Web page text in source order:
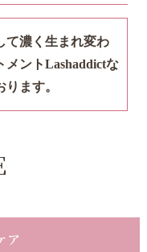
て濃く生まれ変わ
メントLashaddictな
ます。
ア